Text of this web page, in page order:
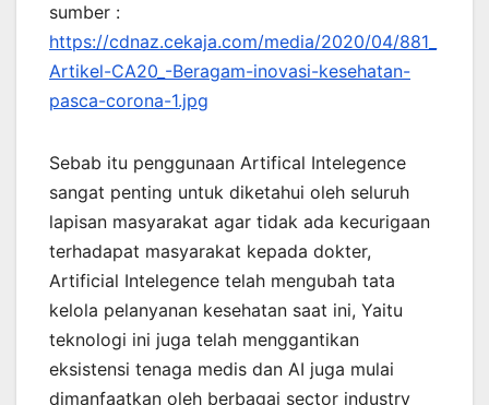
sumber :
https://cdnaz.cekaja.com/media/2020/04/881_
Artikel-CA20_-Beragam-inovasi-kesehatan-
pasca-corona-1.jpg
Sebab itu penggunaan Artifical Intelegence
sangat penting untuk diketahui oleh seluruh
lapisan masyarakat agar tidak ada kecurigaan
terhadapat masyarakat kepada dokter,
Artificial Intelegence telah mengubah tata
kelola pelanyanan kesehatan saat ini, Yaitu
teknologi ini juga telah menggantikan
eksistensi tenaga medis dan AI juga mulai
dimanfaatkan oleh berbagai sector industry